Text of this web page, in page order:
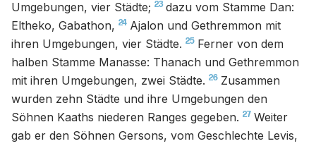
Umgebungen, vier Städte; 23 dazu vom Stamme Dan:
Eltheko, Gabathon, 24 Ajalon und Gethremmon mit
ihren Umgebungen, vier Städte. 25 Ferner von dem
halben Stamme Manasse: Thanach und Gethremmon
mit ihren Umgebungen, zwei Städte. 26 Zusammen
wurden zehn Städte und ihre Umgebungen den
Söhnen Kaaths niederen Ranges gegeben. 27 Weiter
gab er den Söhnen Gersons, vom Geschlechte Levis,